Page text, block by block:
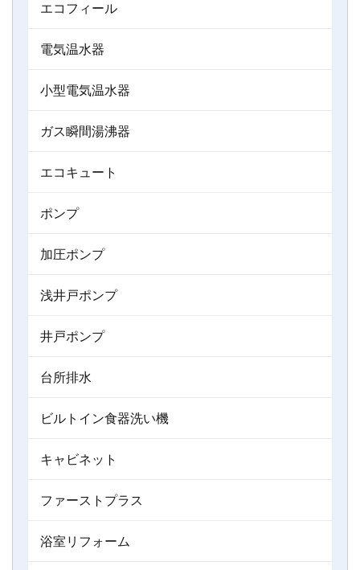
エコフィール
電気温水器
小型電気温水器
ガス瞬間湯沸器
エコキュート
ポンプ
加圧ポンプ
浅井戸ポンプ
井戸ポンプ
台所排水
ビルトイン食器洗い機
キャビネット
ファーストプラス
浴室リフォーム